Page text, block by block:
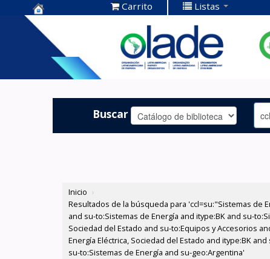
Centro de
Documentación
OLADE -
Carrito Listas
Buscar
Inicio ›
Resultados de la búsqueda para 'ccl=su:"Sistemas de
and su-to:Sistemas de Energía and itype:BK and su-
Sociedad del Estado and su-to:Equipos y Accesorios
Energía Eléctrica, Sociedad del Estado and itype:BK
su-to:Sistemas de Energía and su-geo:Argentina'